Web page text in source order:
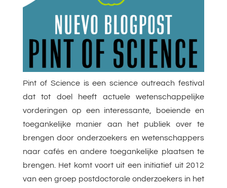
Pint of Science is een science outreach festival
dat tot doel heeft actuele wetenschappelijke
vorderingen op een interessante, boeiende en
toegankelijke manier aan het publiek over te
brengen door onderzoekers en wetenschappers
naar cafés en andere toegankelijke plaatsen te
brengen. Het komt voort uit een initiatief uit 2012
van een groep postdoctorale onderzoekers in het